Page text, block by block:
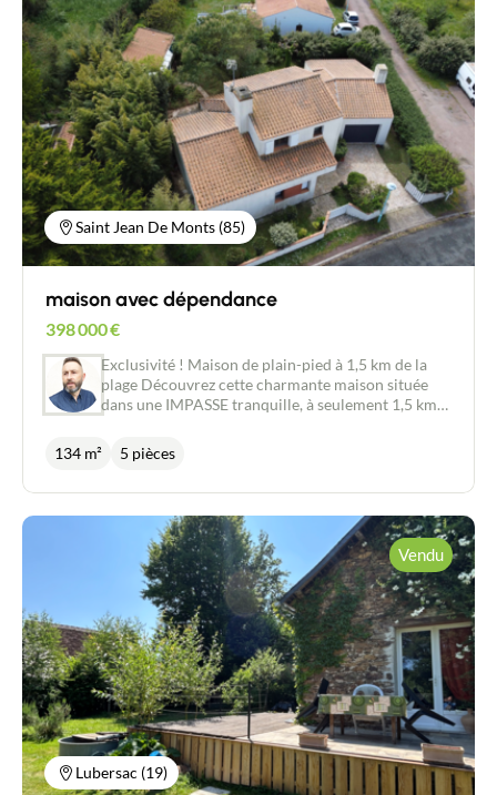
Saint Jean De Monts (85)
maison avec dépendance
398 000€
Exclusivité ! Maison de plain-pied à 1,5 km de la
plage Découvrez cette charmante maison située
dans une IMPASSE tranquille, à seulement 1,5 km
Construite sur une parcelle de 708 m², cette
propriété de plain-pied d'environ 134 m² vous offre
GRAND SALON d'environ 42 m², agrémenté d'une
CHEMINEE avec insert, et d'un sol en travertin qui
ajoute une touche d'élégance. Le salon s'ouvre sur
une belle TERRASSE orientée SUD, parfaite pour
profiter des journées ensoleillées et du JARDIN
verdoyant. La maison comprend une cuisine
spacieuse d'environ 14 m², ainsi qu'une arrière-
cuisine de 10 m² pour plus de practicité. Vous
trouverez également une SUITE parentale avec une
grande chambre de 16 m², dotée de placards
intégrés et d'une salle de bain avec WC. À l'étage,
deux chambres d'environ 10 m², une salle de bain et
un WC complètent l'espace nuit, offrant confort et
intimité pour toute la famille. Le GRAND GARAGE
134 m² 5 pièces
Lubersac (19)
Vendu